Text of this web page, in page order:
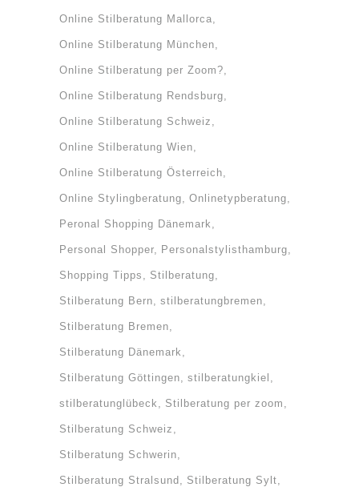
Online Stilberatung Mallorca
Online Stilberatung München
Online Stilberatung per Zoom?
Online Stilberatung Rendsburg
Online Stilberatung Schweiz
Online Stilberatung Wien
Online Stilberatung Österreich
Online Stylingberatung Onlinetypberatung
Peronal Shopping Dänemark
Personal Shopper Personalstylisthamburg
Shopping Tipps Stilberatung
Stilberatung Bern stilberatungbremen
Stilberatung Bremen
Stilberatung Dänemark
Stilberatung Göttingen stilberatungkiel
stilberatunglübeck Stilberatung per zoom
Stilberatung Schweiz
Stilberatung Schwerin
Stilberatung Stralsund Stilberatung Sylt